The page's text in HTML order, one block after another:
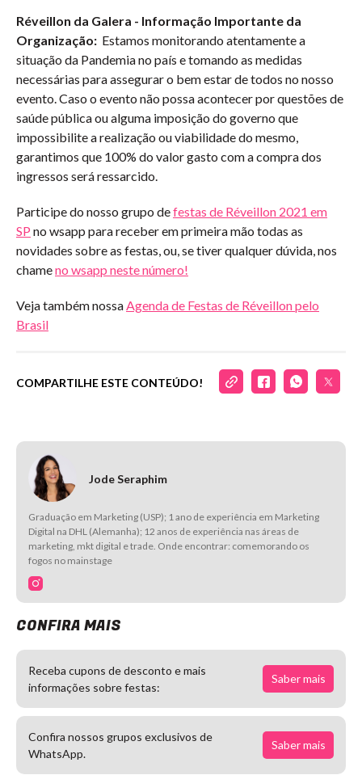
Réveillon da Galera - Informação Importante da
Organização: Estamos monitorando atentamente a
situação da Pandemia no país e tomando as medidas
necessárias para assegurar o bem estar de todos no nosso
evento. Caso o evento não possa acontecer por questões de
saúde pública ou alguma imposição do governo que
impossibilite a realização ou viabilidade do mesmo,
garantimos que 100% do valor gasto com a compra dos
ingressos será ressarcido.
Participe do nosso grupo defestas de Réveillon 2021 em
SP no wsapp para receber em primeira mão todas as
novidades sobre as festas, ou, se tiver qualquer dúvida, nos
chameno wsapp neste número!
Veja também nossaAgenda de Festas de Réveillon pelo
Brasil
COMPARTILHE ESTE CONTEÚDO!
Jode Seraphim
Graduação em Marketing (USP); 1 ano de experiência em Marketing
Digital na DHL (Alemanha); 12 anos de experiência nas áreas de
marketing, mkt digital e trade. Onde encontrar: comemorando os
fogos no mainstage
CONFIRA MAIS
Receba cupons de desconto e mais
informações sobre festas:
Saber mais
Confira nossos grupos exclusivos de
WhatsApp.
Saber mais